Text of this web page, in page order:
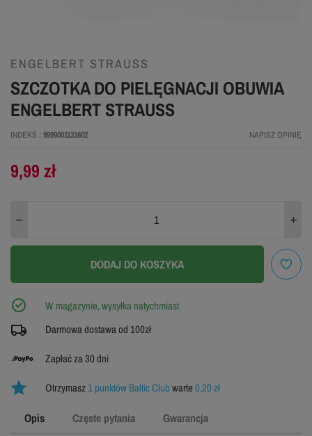
ENGELBERT STRAUSS
SZCZOTKA DO PIELĘGNACJI OBUWIA
ENGELBERT STRAUSS
INDEKS 9999001131602 NAPISZ OPINIĘ
9,99 zł
DODAJ DO KOSZYKA
W magazynie, wysyłka natychmiast
Darmowa dostawa od 100zł
Zapłać za 30 dni
Otrzymasz1 punktów Baltic Clubwarte0,20 zł
Opis Częste pytania Gwarancja